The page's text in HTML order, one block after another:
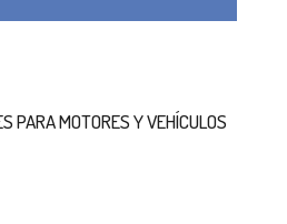
PARA MOTORES Y VEHÍCULOS